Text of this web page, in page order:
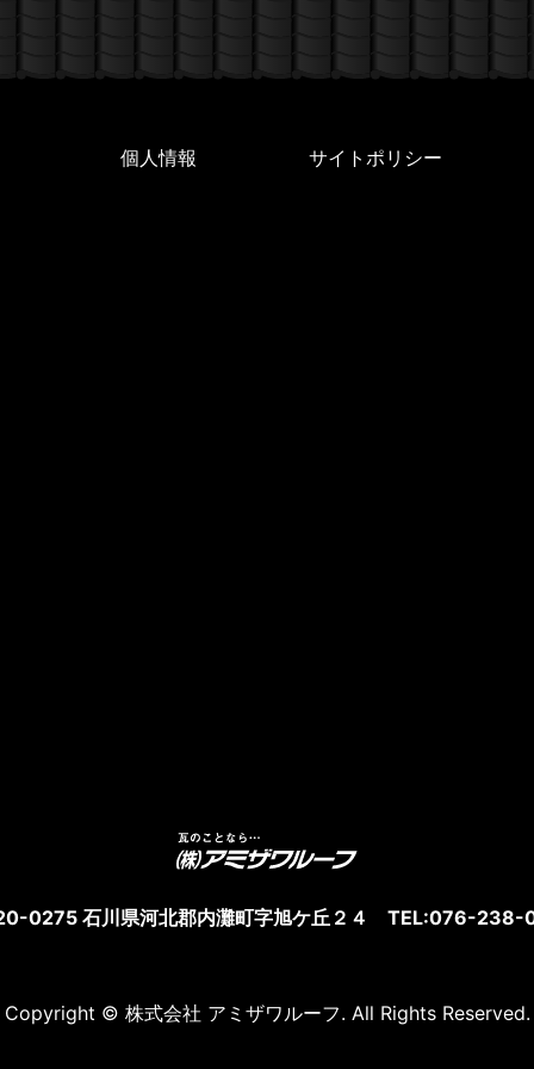
個人情報 サイトポリシー
0275 石川県河北郡内灘町字旭ケ丘２４ TEL:076-238-
Copyright © 株式会社 アミザワルーフ. All Rights Reserved.